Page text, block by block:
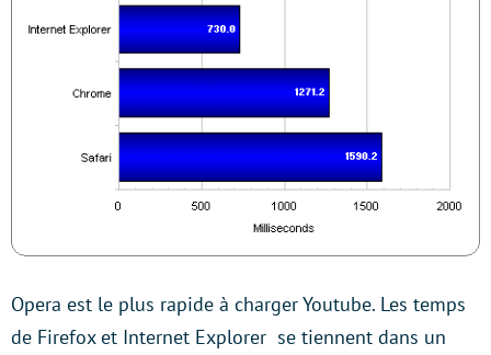
Opera est le plus rapide à charger Youtube. Les temps
de Firefox et Internet Explorer se tiennent dans un